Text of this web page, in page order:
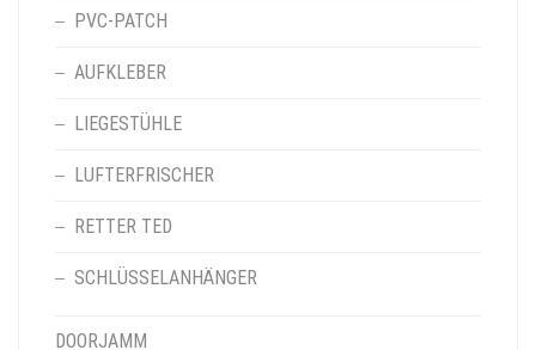
PVC-PATCH
AUFKLEBER
LIEGESTÜHLE
LUFTERFRISCHER
RETTER TED
SCHLÜSSELANHÄNGER
DOORJAMM